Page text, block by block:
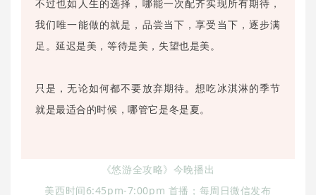
不过也如人生的选择，哪能一次配齐实现所有期待，
我们唯一能做的就是，品尝当下，享受当下，逐步满
足。延迟是美，等待是美，失望也是美。
只是，无论如何都不要放弃期待。想吃冰淇淋的季节
就是最适合的时候，哪管它是冬是夏。
《悠游全攻略》今晚播出
美西时间6:45pm-7:00pm 首播；每周日微信发布